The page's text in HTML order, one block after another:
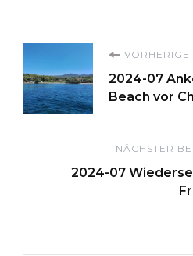
2024-07
Beach vor
NÄCHSTER
2024-07